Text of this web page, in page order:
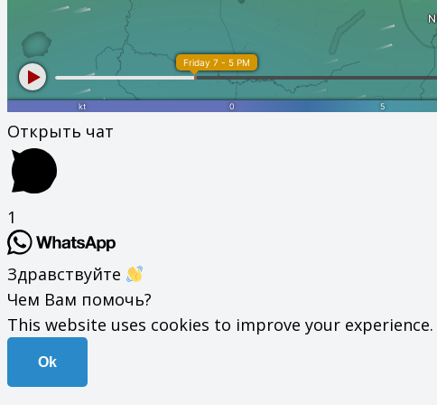
Открыть чат
1
Здравствуйте
Чем Вам помочь?
This website uses cookies to improve your
Ok